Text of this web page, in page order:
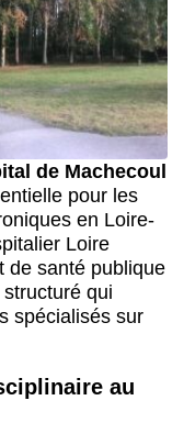
de Machecoul
pour les
en Loire-
Loire
de santé publique
qui
spécialisés sur
au